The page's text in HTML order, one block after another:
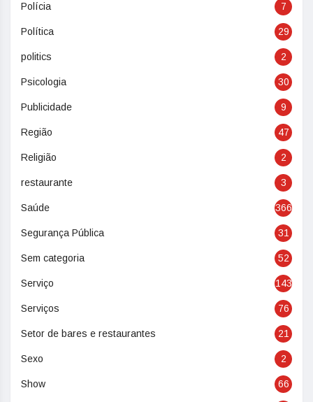
Polícia 7
Política 29
politics 2
Psicologia 30
Publicidade 9
Região 47
Religião 2
restaurante 3
Saúde 366
Segurança Pública 31
Sem categoria 52
Serviço 143
Serviços 76
Setor de bares e restaurantes 21
Sexo 2
Show 66